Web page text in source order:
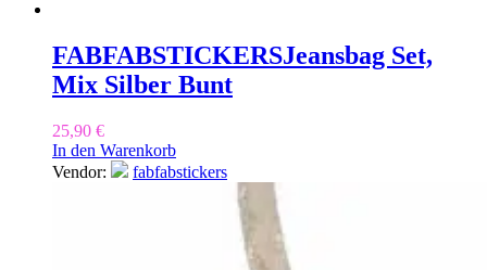
FABFABSTICKERSJeansbag Set,
Mix Silber Bunt
25,90 €
In den Warenkorb
Vendor:
fabfabstickers